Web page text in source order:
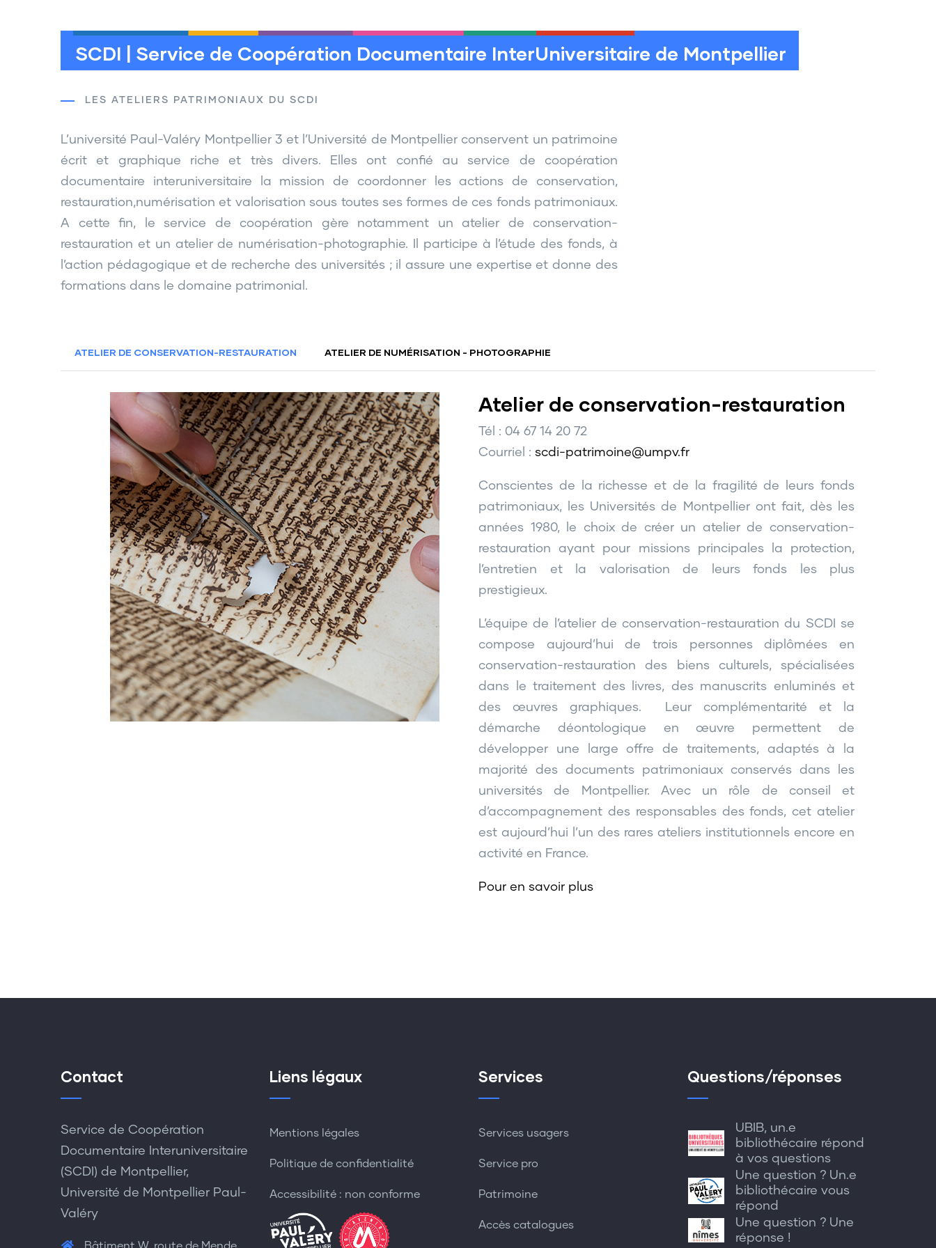
SCDI | Service de Coopération Documentaire InterUniversitaire de Montpellier
LES ATELIERS PATRIMONIAUX DU SCDI
L’université Paul-Valéry Montpellier 3 et l’Université de Montpellier conservent un patrimoine
écrit et graphique riche et très divers. Elles ont confié au service de coopération
documentaire interuniversitaire la mission de coordonner les actions de conservation,
restauration,numérisation et valorisation sous toutes ses formes de ces fonds patrimoniaux.
A cette fin, le service de coopération gère notamment un atelier de conservation-
restauration et un atelier de numérisation-photographie. Il participe à l’étude des fonds, à
l’action pédagogique et de recherche des universités ; il assure une expertise et donne des
formations dans le domaine patrimonial.
ATELIER DE CONSERVATION-RESTAURATION ATELIER DE NUMÉRISATION - PHOTOGRAPHIE
Atelier de conservation-restauration
Tél : 04 67 14 20 72
Courriel : scdi-patrimoine@umpv.fr
Conscientes de la richesse et de la fragilité de leurs fonds
patrimoniaux, les Universités de Montpellier ont fait, dès les
années 1980, le choix de créer un atelier de conservation-
restauration ayant pour missions principales la protection,
l’entretien et la valorisation de leurs fonds les plus
prestigieux.
L’équipe de l’atelier de conservation-restauration du SCDI se
compose aujourd’hui de trois personnes diplômées en
conservation-restauration des biens culturels, spécialisées
dans le traitement des livres, des manuscrits enluminés et
des œuvres graphiques. Leur complémentarité et la
démarche déontologique en œuvre permettent de
développer une large offre de traitements, adaptés à la
majorité des documents patrimoniaux conservés dans les
universités de Montpellier. Avec un rôle de conseil et
d’accompagnement des responsables des fonds, cet atelier
est aujourd’hui l’un des rares ateliers institutionnels encore en
activité en France.
Pour en savoir plus
Contact
Service de Coopération
Documentaire Interuniversitaire
(SCDI) de Montpellier,
Université de Montpellier Paul-
Valéry
Bâtiment W, route de Mende
Liens légaux
Mentions légales
Politique de confidentialité
Accessibilité : non conforme
Services
Services usagers
Service pro
Patrimoine
Accès catalogues
Questions/réponses
UBIB, un.e
bibliothécaire répond
à vos questions
Une question ? Un.e
bibliothécaire vous
répond
Une question ? Une
réponse !